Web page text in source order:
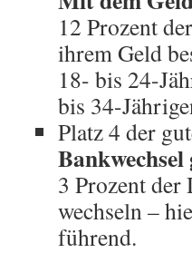
12 Prozent
ihrem Geld
18- bis 24-
bis 34-
Platz 4 der
3 Prozent der
wechseln –
führend.